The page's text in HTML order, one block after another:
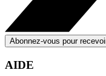
Abonnez-vous pour
AIDE